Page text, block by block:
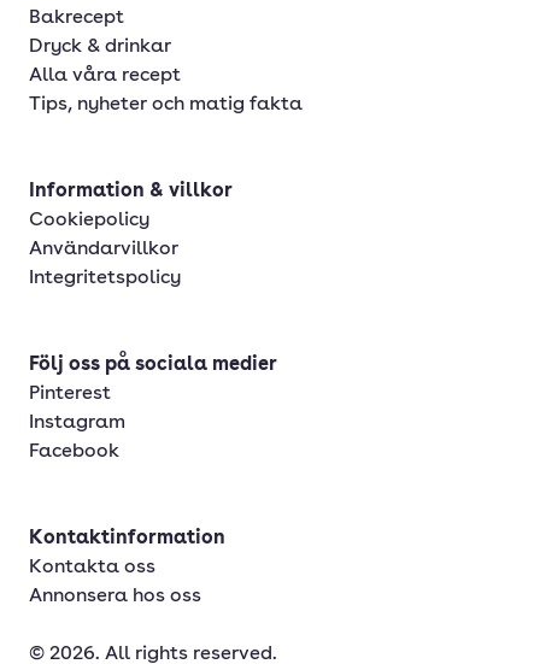
Bakrecept
Dryck & drinkar
Alla våra recept
Tips, nyheter och matig fakta
Information & villkor
Cookiepolicy
Användarvillkor
Integritetspolicy
Följ oss på sociala medier
Pinterest
Instagram
Facebook
Kontaktinformation
Kontakta oss
Annonsera hos oss
© 2026. All rights reserved.